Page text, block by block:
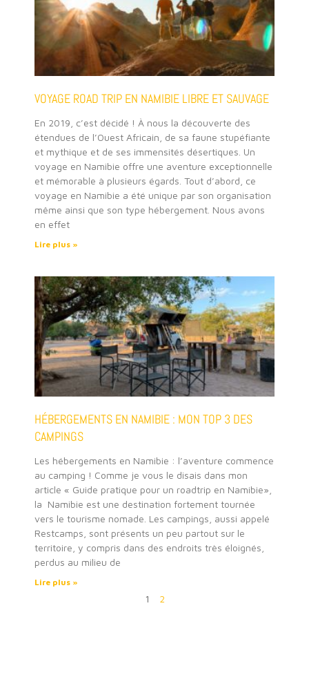
VOYAGE ROAD TRIP EN NAMIBIE LIBRE ET SAUVAGE
En 2019, c’est décidé ! À nous la découverte des
étendues de l’Ouest Africain, de sa faune stupéfiante
et mythique et de ses immensités désertiques. Un
voyage en Namibie offre une aventure exceptionnelle
et mémorable à plusieurs égards. Tout d’abord, ce
voyage en Namibie a été unique par son organisation
même ainsi que son type hébergement. Nous avons
en effet
Lire plus »
HÉBERGEMENTS EN NAMIBIE : MON TOP 3 DES
CAMPINGS
Les hébergements en Namibie : l’aventure commence
au camping ! Comme je vous le disais dans mon
article « Guide pratique pour un roadtrip en Namibie»,
la Namibie est une destination fortement tournée
vers le tourisme nomade. Les campings, aussi appelé
Restcamps, sont présents un peu partout sur le
territoire, y compris dans des endroits très éloignés,
perdus au milieu de
Lire plus »
1 2